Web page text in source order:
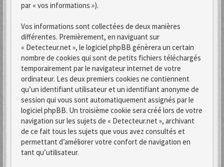
par « vos informations »).
Vos informations sont collectées de deux manières
différentes. Premièrement, en naviguant sur
« Detecteur.net », le logiciel phpBB génèrera un certain
nombre de cookies qui sont de petits fichiers téléchargés
temporairement par le navigateur internet de votre
ordinateur. Les deux premiers cookies ne contiennent
qu’un identifiant utilisateur et un identifiant anonyme de
session qui vous sont automatiquement assignés par le
logiciel phpBB. Un troisième cookie sera créé lors de votre
navigation sur les sujets de « Detecteur.net », archivant
de ce fait tous les sujets que vous avez consultés et
permettant d’améliorer votre confort de navigation en
tant qu’utilisateur.